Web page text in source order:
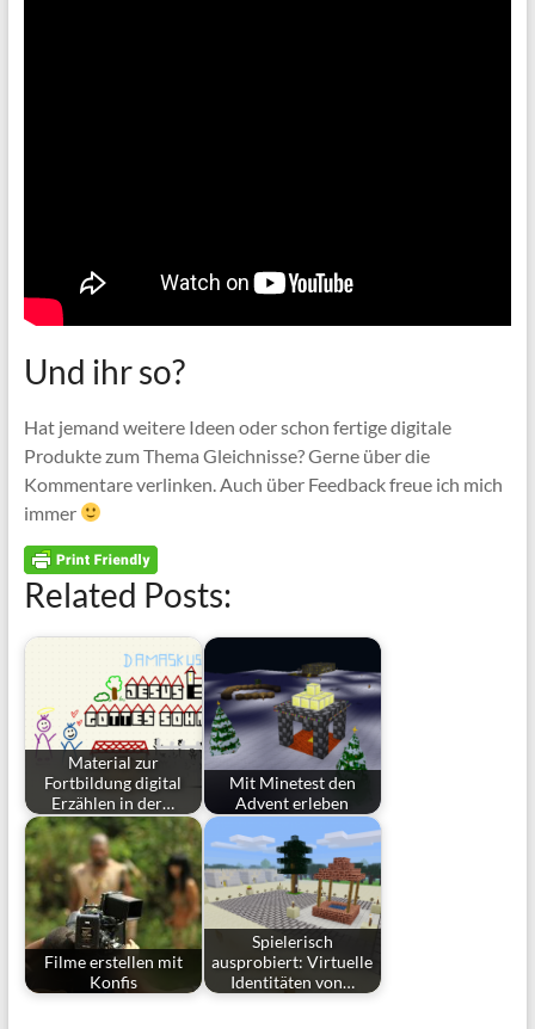
Und ihr so?
Hat jemand weitere Ideen oder schon fertige digitale
Produkte zum Thema Gleichnisse? Gerne über die
Kommentare verlinken. Auch über Feedback freue ich mich
immer
Related Posts:
Material zur
Fortbildung digital
Erzählen in der…
Mit Minetest den
Advent erleben
Filme erstellen mit
Konfis
Spielerisch
ausprobiert: Virtuelle
Identitäten von…